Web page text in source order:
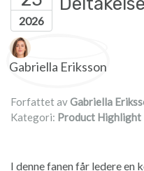
2026
Forfatterliste
Gabriella Eriksson
Forfattet avGabriella
Kategori: Product Highlight
I denne fanen får ledere